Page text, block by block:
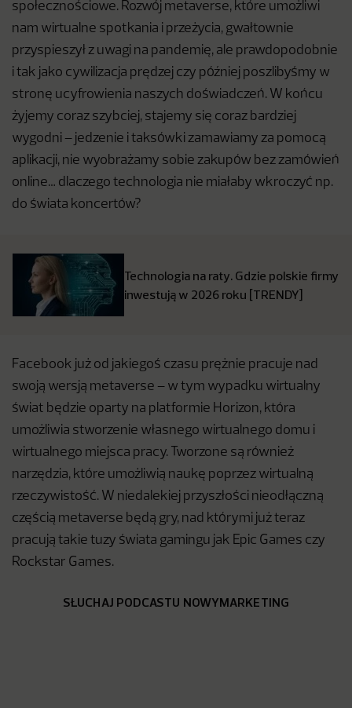
społecznościowe. Rozwój metaverse, które umożliwi
nam wirtualne spotkania i przeżycia, gwałtownie
przyspieszył z uwagi na pandemię, ale prawdopodobnie
i tak jako cywilizacja prędzej czy później poszlibyśmy w
stronę ucyfrowienia naszych doświadczeń. W końcu
żyjemy coraz szybciej, stajemy się coraz bardziej
wygodni – jedzenie i taksówki zamawiamy za pomocą
aplikacji, nie wyobrażamy sobie zakupów bez zamówień
online… dlaczego technologia nie miałaby wkroczyć np.
do świata koncertów?
Technologia na raty. Gdzie polskie firmy
inwestują w 2026 roku [TRENDY]
Facebook już od jakiegoś czasu prężnie pracuje nad
swoją wersją metaverse – w tym wypadku wirtualny
świat będzie oparty na platformie Horizon, która
umożliwia stworzenie własnego wirtualnego domu i
wirtualnego miejsca pracy. Tworzone są również
narzędzia, które umożliwią naukę poprzez wirtualną
rzeczywistość. W niedalekiej przyszłości nieodłączną
częścią metaverse będą gry, nad którymi już teraz
pracują takie tuzy świata gamingu jak Epic Games czy
Rockstar Games.
SŁUCHAJ PODCASTU NOWYMARKETING